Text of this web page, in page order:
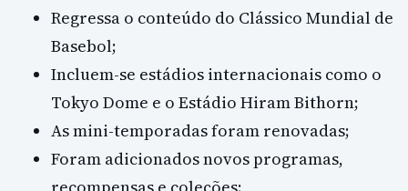
Regressa o conteúdo do Clássico Mundial de
Basebol;
Incluem-se estádios internacionais como o
Tokyo Dome e o Estádio Hiram Bithorn;
As mini-temporadas foram renovadas;
Foram adicionados novos programas,